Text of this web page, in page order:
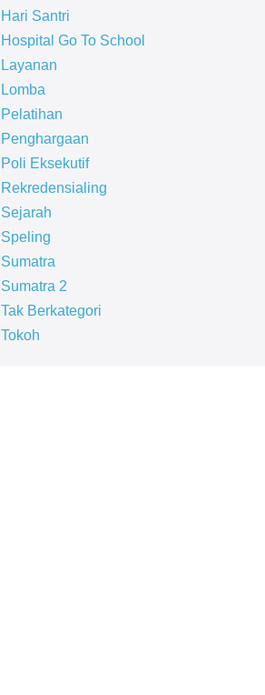
Hari Santri
Hospital Go To School
Layanan
Lomba
Pelatihan
Penghargaan
Poli Eksekutif
Rekredensialing
Sejarah
Speling
Sumatra
Sumatra 2
Tak Berkategori
Tokoh